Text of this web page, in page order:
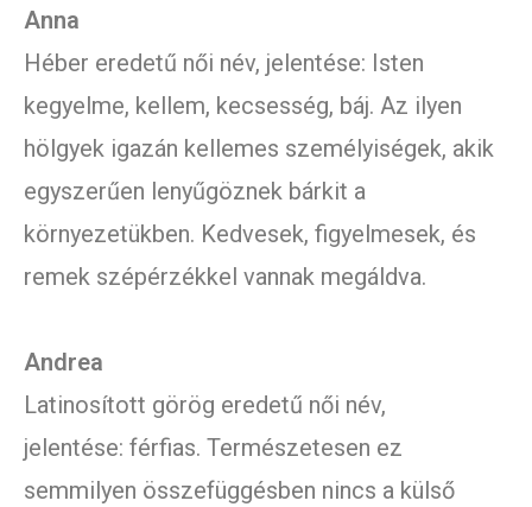
Anna
Héber eredetű női név, jelentése: Isten
kegyelme, kellem, kecsesség, báj. Az ilyen
hölgyek igazán kellemes személyiségek, akik
egyszerűen lenyűgöznek bárkit a
környezetükben. Kedvesek, figyelmesek, és
remek szépérzékkel vannak megáldva.
Andrea
Latinosított görög eredetű női név,
jelentése: férfias. Természetesen ez
semmilyen összefüggésben nincs a külső